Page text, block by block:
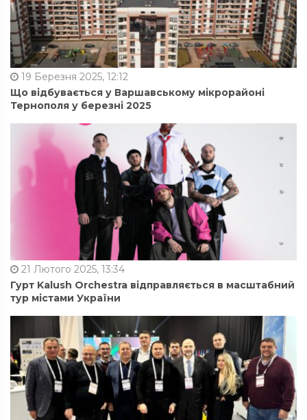
19 Березня 2025, 12:12
Що відбувається у Варшавському мікрорайоні
Тернополя у березні 2025
21 Лютого 2025, 13:34
Гурт Kalush Orchestra відправляється в масштабний
тур містами України